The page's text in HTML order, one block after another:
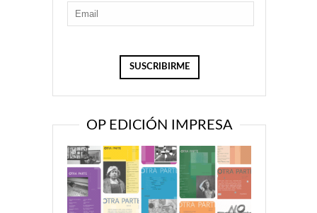
OP EDICIÓN IMPRESA